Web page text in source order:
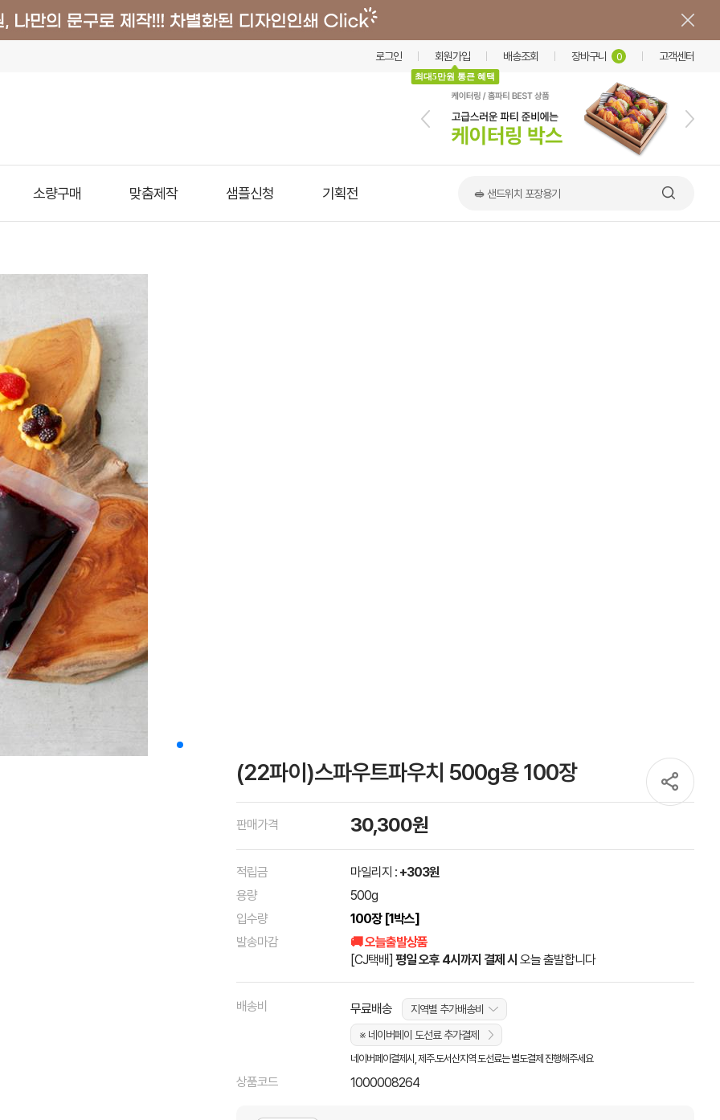
로그인 회원가입
최대5만원 통큰 혜택
배송조회 장바구니 0 고객센터
소량구매 맞춤제작 샘플신청 기획전 📢 한상·옹기 출시
(22파이)스파우트파우치 500g용 100장
판매가격 30,300원
적립금 마일리지 : +303원
용량
500g
입수량
100장 [1박스]
발송마감
🚚 오늘출발상품
[CJ택배] 평일 오후 4시까지 결제 시 오늘 출발합니다
배송비 무료배송
지역별 추가배송비
※ 네이버페이 도선료 추가결제
네이버페이결제시, 제주.도서산지역 도선료는 별도결제 진행해주세요
상품코드 1000008264